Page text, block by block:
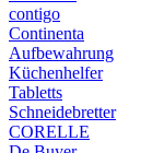
contigo
Continenta
Aufbewahrung
Küchenhelfer
Tabletts
Schneidebretter
CORELLE